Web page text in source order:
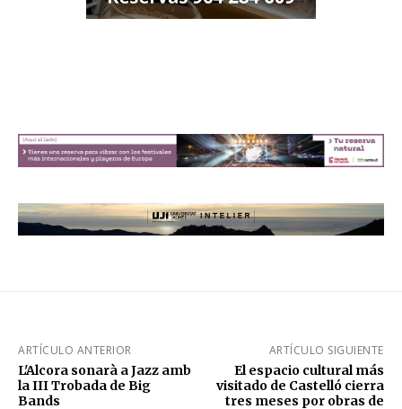
ARTÍCULO ANTERIOR
L'Alcora sonarà a Jazz amb
la III Trobada de Big
Bands
ARTÍCULO SIGUIENTE
El espacio cultural más
visitado de Castelló cierra
tres meses por obras de